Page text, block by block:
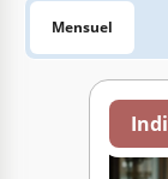
Mensuel